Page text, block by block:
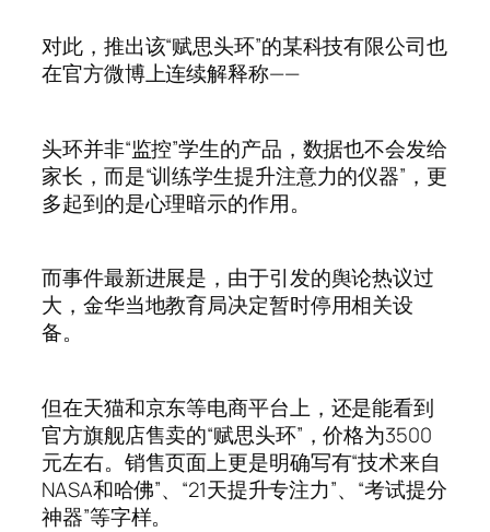
对此，推出该“赋思头环”的某科技有限公司也
在官方微博上连续解释称——
头环并非“监控”学生的产品，数据也不会发给
家长，而是“训练学生提升注意力的仪器”，更
多起到的是心理暗示的作用。
而事件最新进展是，由于引发的舆论热议过
大，金华当地教育局决定暂时停用相关设
备。
但在天猫和京东等电商平台上，还是能看到
官方旗舰店售卖的“赋思头环”，价格为3500
元左右。销售页面上更是明确写有“技术来自
NASA和哈佛”、“21天提升专注力”、“考试提分
神器”等字样。